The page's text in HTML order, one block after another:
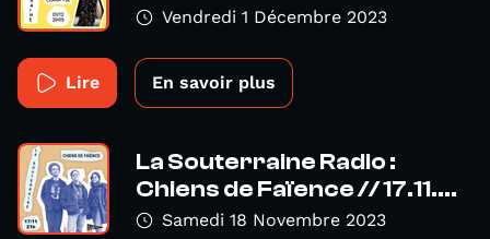
Vendredi 1 Décembre 2023
Lire En savoir plus
La Souterraine Radio :
Chiens de Faïence // 17.11....
Samedi 18 Novembre 2023